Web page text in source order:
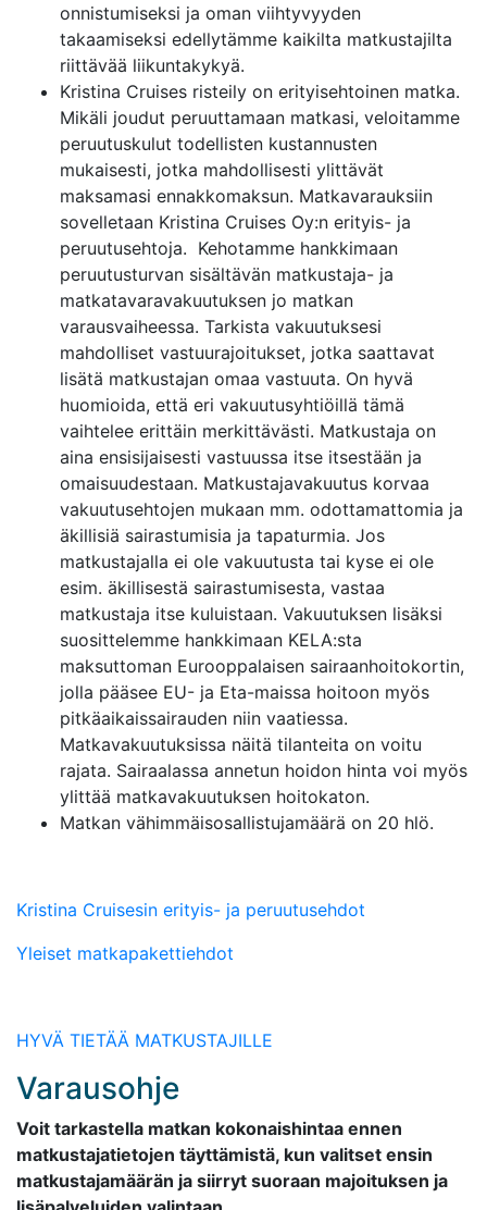
onnistumiseksi ja oman viihtyvyyden
takaamiseksi edellytämme kaikilta matkustajilta
riittävää liikuntakykyä.
Kristina Cruises risteily on erityisehtoinen matka.
Mikäli joudut peruuttamaan matkasi, veloitamme
peruutuskulut todellisten kustannusten
mukaisesti, jotka mahdollisesti ylittävät
maksamasi ennakkomaksun. Matkavarauksiin
sovelletaan Kristina Cruises Oy:n erityis- ja
peruutusehtoja. Kehotamme hankkimaan
peruutusturvan sisältävän matkustaja- ja
matkatavaravakuutuksen jo matkan
varausvaiheessa. Tarkista vakuutuksesi
mahdolliset vastuurajoitukset, jotka saattavat
lisätä matkustajan omaa vastuuta. On hyvä
huomioida, että eri vakuutusyhtiöillä tämä
vaihtelee erittäin merkittävästi. Matkustaja on
aina ensisijaisesti vastuussa itse itsestään ja
omaisuudestaan. Matkustajavakuutus korvaa
vakuutusehtojen mukaan mm. odottamattomia ja
äkillisiä sairastumisia ja tapaturmia. Jos
matkustajalla ei ole vakuutusta tai kyse ei ole
esim. äkillisestä sairastumisesta, vastaa
matkustaja itse kuluistaan. Vakuutuksen lisäksi
suosittelemme hankkimaan KELA:sta
maksuttoman Eurooppalaisen sairaanhoitokortin,
jolla pääsee EU- ja Eta-maissa hoitoon myös
pitkäaikaissairauden niin vaatiessa.
Matkavakuutuksissa näitä tilanteita on voitu
rajata. Sairaalassa annetun hoidon hinta voi myös
ylittää matkavakuutuksen hoitokaton.
Matkan vähimmäisosallistujamäärä on 20 hlö.
Kristina Cruisesin erityis- ja peruutusehdot
Yleiset matkapakettiehdot
HYVÄ TIETÄÄ MATKUSTAJILLE
Varausohje
Voit tarkastella matkan kokonaishintaa ennen
matkustajatietojen täyttämistä, kun valitset ensin
matkustajamäärän ja siirryt suoraan majoituksen ja